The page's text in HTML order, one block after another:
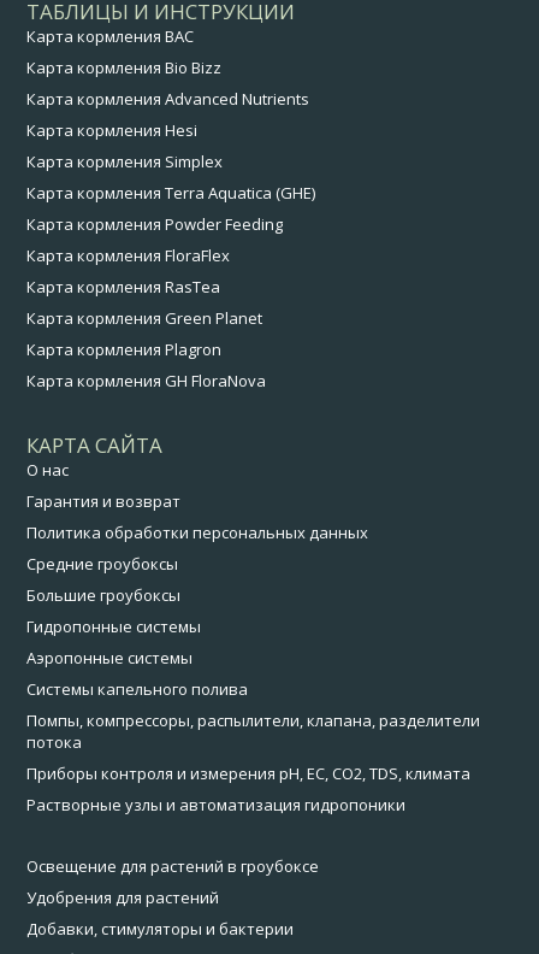
ТАБЛИЦЫ И ИНСТРУКЦИИ
Карта кормления BAC
Карта кормления Bio Bizz
Карта кормления Advanced Nutrients
Карта кормления Hesi
Карта кормления Simplex
Карта кормления Terra Aquatica (GHE)
Карта кормления Powder Feeding
Карта кормления FloraFlex
Карта кормления RasTea
Карта кормления Green Planet
Карта кормления Plagron
Карта кормления GH FloraNova
КАРТА САЙТА
О нас
Гарантия и возврат
Политика обработки персональных данных
Средние гроубоксы
Большие гроубоксы
Гидропонные системы
Аэропонные системы
Системы капельного полива
Помпы, компрессоры, распылители, клапана, разделители
потока
Приборы контроля и измерения pH, EC, CO2, TDS, климата
Растворные узлы и автоматизация гидропоники
Освещение для растений в гроубоксе
Удобрения для растений
Добавки, стимуляторы и бактерии